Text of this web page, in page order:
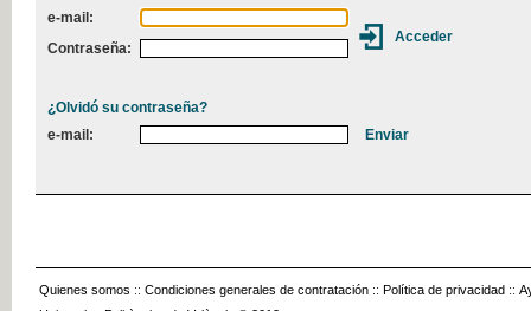
e-mail:
Contraseña:
¿Olvidó su contraseña?
e-mail:
Quienes somos :: Condiciones generales de contratación :: Política de privacidad ::